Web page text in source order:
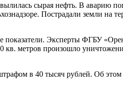
сырая нефть. В аварию
Пострадали земли на
показатели. Эксперты ФГБУ
кв. метров произошло
в 40 тысяч рублей. Об